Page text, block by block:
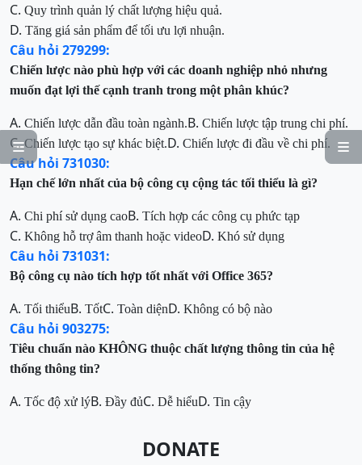


C. Quy trình quản lý chất lượng hiệu quả.
D. Tăng giá sản phẩm để tối ưu lợi nhuận.
Câu hỏi 279299:
Chiến lược nào phù hợp với các doanh nghiệp nhỏ nhưng
muốn đạt lợi thế cạnh tranh trong một phân khúc?
A. Chiến lược dẫn đầu toàn ngành.B. Chiến lược tập trung chi phí.
C.Chiến lược tạo sự khác biệt.D. Chiến lược đi đầu về chi phí.
Câu hỏi 731030:
Hạn chế lớn nhất của bộ công cụ cộng tác tối thiểu là gì?
A. Chi phí sử dụng caoB. Tích hợp các công cụ phức tạp
C. Không hỗ trợ âm thanh hoặc videoD. Khó sử dụng
Câu hỏi 731031:
Bộ công cụ nào tích hợp tốt nhất với Office 365?
A. Tối thiểuB. TốtC. Toàn diệnD. Không có bộ nào
Câu hỏi 903275:
Tiêu chuẩn nào KHÔNG thuộc chất lượng thông tin của hệ
thống thông tin?
A. Tốc độ xử lýB. Đầy đủC. Dễ hiểuD. Tin cậy
DONATE